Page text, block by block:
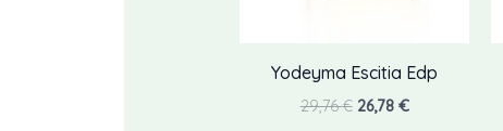
Yodeyma Escitia Edp
29,76€ Il26,78 €Il